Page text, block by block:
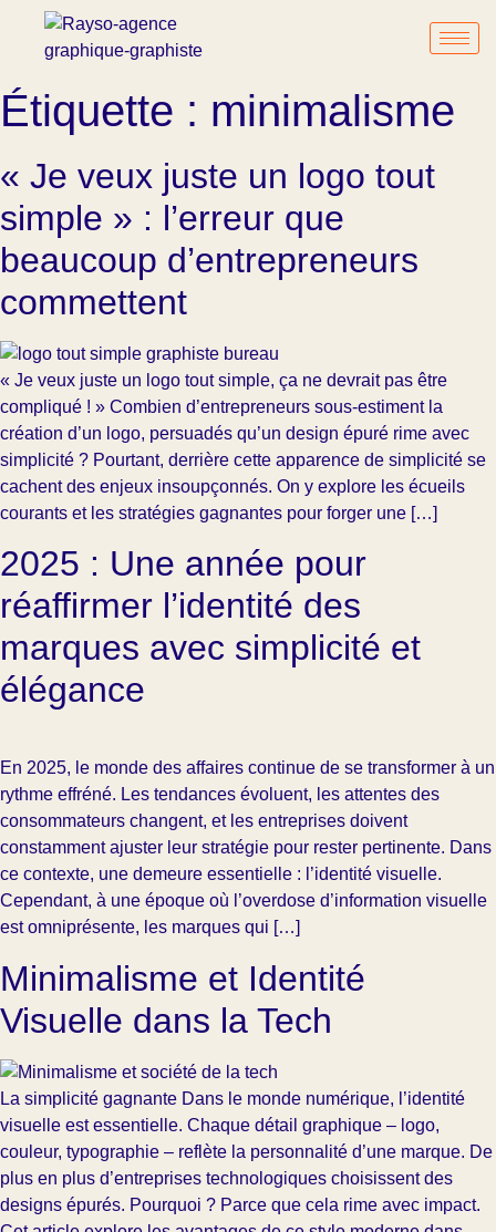
Étiquette : minimalisme
« Je veux juste un logo tout
simple » : l’erreur que
beaucoup d’entrepreneurs
commettent
« Je veux juste un logo tout simple, ça ne devrait pas être
compliqué ! » Combien d’entrepreneurs sous-estiment la
création d’un logo, persuadés qu’un design épuré rime avec
simplicité ? Pourtant, derrière cette apparence de simplicité se
cachent des enjeux insoupçonnés. On y explore les écueils
courants et les stratégies gagnantes pour forger une […]
2025 : Une année pour
réaffirmer l’identité des
marques avec simplicité et
élégance
En 2025, le monde des affaires continue de se transformer à un
rythme effréné. Les tendances évoluent, les attentes des
consommateurs changent, et les entreprises doivent
constamment ajuster leur stratégie pour rester pertinente. Dans
ce contexte, une demeure essentielle : l’identité visuelle.
Cependant, à une époque où l’overdose d’information visuelle
est omniprésente, les marques qui […]
Minimalisme et Identité
Visuelle dans la Tech
La simplicité gagnante Dans le monde numérique, l’identité
visuelle est essentielle. Chaque détail graphique – logo,
couleur, typographie – reflète la personnalité d’une marque. De
plus en plus d’entreprises technologiques choisissent des
designs épurés. Pourquoi ? Parce que cela rime avec impact.